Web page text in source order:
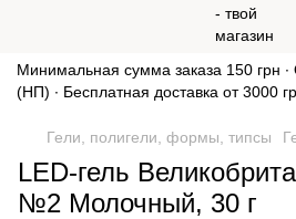
Минимальная сумма заказа 150 грн
(НП) ∙ Бесплатная доставка от 3000
Гели, полигели, формы, типсы
LED-гель
№2 Молочный, 30 г